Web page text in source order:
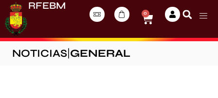
RFEBM
0
NOTICIAS GENERAL